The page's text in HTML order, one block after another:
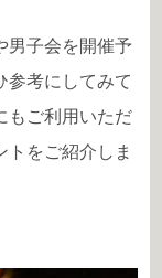
男子会を開催予
参考にしてみて
もご利用いただ
トをご紹介しま